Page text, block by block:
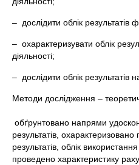
– дослідити облік результатів
– охарактеризувати облік
діяльності;
– дослідити облік результатів
Методи дослідження –
Результат
обґрунтовано напрями
результатів,
результатів, облік
проведено характеристику